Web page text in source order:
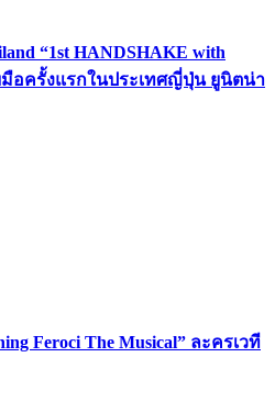
“1st HANDSHAKE with
อครั้งแรกในประเทศญี่ปุ่น ยูนิตน่า
Feroci The Musical” ละครเวที